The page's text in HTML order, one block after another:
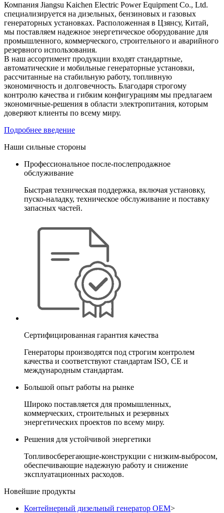
Компания Jiangsu Kaichen Electric Power Equipment Co., Ltd.
специализируется на дизельных, бензиновых и газовых
генераторных установках. Расположенная в Цзянсу, Китай,
мы поставляем надежное энергетическое оборудование для
промышленного, коммерческого, строительного и аварийного
резервного использования.
В наш ассортимент продукции входят стандартные,
автоматические и мобильные генераторные установки,
рассчитанные на стабильную работу, топливную
экономичность и долговечность. Благодаря строгому
контролю качества и гибким конфигурациям мы предлагаем
экономичные-решения в области электропитания, которым
доверяют клиенты по всему миру.
Подробнее введение
Наши сильные стороны
Профессиональное после-послепродажное
обслуживание
Быстрая техническая поддержка, включая установку,
пуско-наладку, техническое обслуживание и поставку
запасных частей.
Сертифицированная гарантия качества
Генераторы производятся под строгим контролем
качества и соответствуют стандартам ISO, CE и
международным стандартам.
Большой опыт работы на рынке
Широко поставляется для промышленных,
коммерческих, строительных и резервных
энергетических проектов по всему миру.
Решения для устойчивой энергетики
Топливосберегающие-конструкции с низким-выбросом,
обеспечивающие надежную работу и снижение
эксплуатационных расходов.
Новейшие продукты
Контейнерный дизельный генератор OEM>